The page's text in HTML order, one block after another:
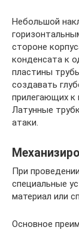
Небольшой
стороне
конденсата к
пластины
создавать
прилегающих к
Латунные
атаки.
При
специальные
материал или
Основное